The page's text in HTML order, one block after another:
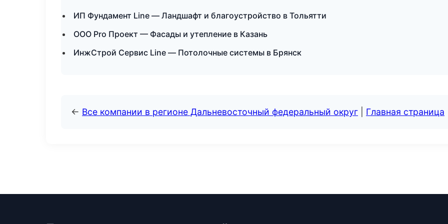
ИП Фундамент Line — Ландшафт и благоустройство в Тольятти
ООО Pro Проект — Фасады и утепление в Казань
ИнжСтрой Сервис Line — Потолочные системы в Брянск
← Все компании в регионе Дальневосточный федеральный округ Главная страница